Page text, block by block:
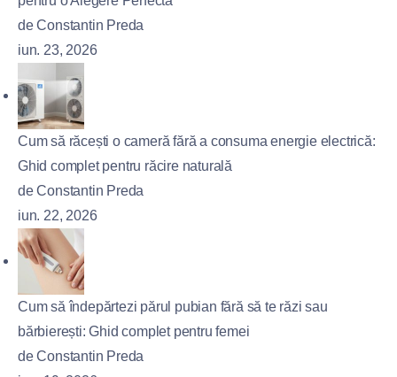
de Constantin Preda
iun. 23, 2026
Cum să răcești o cameră fără a consuma energie electrică:
Ghid complet pentru răcire naturală
de Constantin Preda
iun. 22, 2026
Cum să îndepărtezi părul pubian fără să te răzi sau
bărbierești: Ghid complet pentru femei
de Constantin Preda